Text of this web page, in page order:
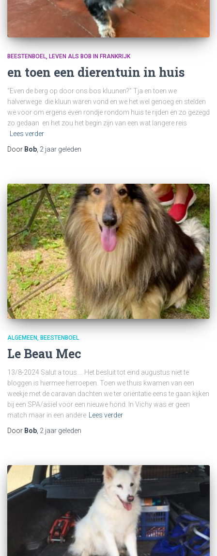
BEESTENBOEL LEVEN ALS BOB IN FRANKRIJK
en toen een dierentuin in huis
“Even de berg op door ons bos kluunen?” Tja en toen we
halverwege die kluun waren vond en we het wel genoeg en stelden
we voor om ergens even rondje rondom huis te rijden en zo gezegd
zo gedaan en het zou het begin zijn van een wat langere reis
Lees verder
Door Bob 2 jaar geleden
ALGEMEEN BEESTENBOEL
Le Beau Mec
13/8-2024 Salut a tous…. Het besluit tot eind augustus niet te
bloggen is hiermee herroepen. Toen we thuis kwamen van een
weekje met de caravan dachten we ter oriëntatie eens te gaan kijken
bij een SPA/asiel voor een nieuwe hond. In Vichy was er geen
match maar in een andere Lees verder
Door Bob, 2 jaar geleden